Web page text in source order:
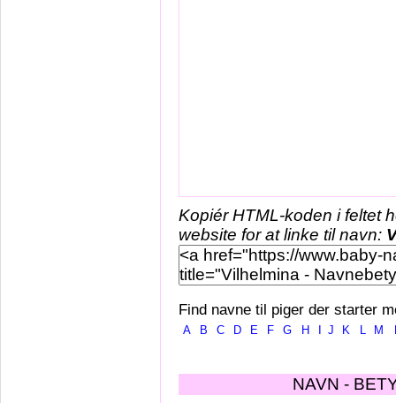
Kopiér HTML-koden i feltet
website for at linke til navn:
Find navne til piger der starter
A B C D E F G H J K L M
NAVN -